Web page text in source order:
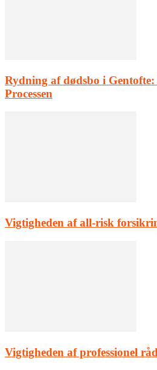
Rydning af dødsbo i
Processen
Vigtigheden af all-risk
Vigtigheden af professionel